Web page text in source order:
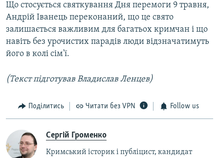
Що стосується святкування Дня перемоги 9 травня,
Андрій Іванець переконаний, що це свято
залишається важливим для багатьох кримчан і що
навіть без урочистих парадів люди відзначатимуть
його в колі сім'ї.
(Текст підготував Владислав Ленцев)
Поділитись Читати без VPN Follow us
Сергій Громенко
Кримський історик і публіцист, кандидат